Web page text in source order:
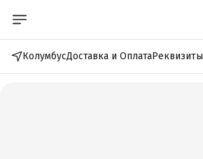
КолумбусДоставка и ОплатаРеквизиты